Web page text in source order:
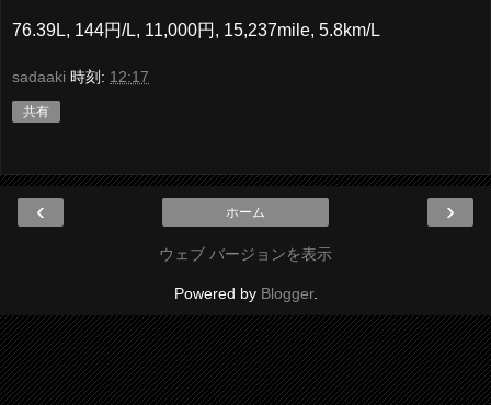
76.39L, 144円/L, 11,000円, 15,237mile, 5.8km/L
sadaaki 時刻: 12:17
共有
‹ ›
ホーム
ウェブ バージョンを表示
Powered by Blogger.